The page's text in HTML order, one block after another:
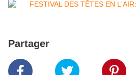
Partager